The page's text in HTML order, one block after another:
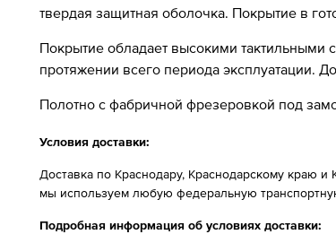
твердая защитная оболочка. Покрытие в
Покрытие обладает высокими тактильными
протяжении всего периода эксплуатации.
Полотно с фабричной фрезеровкой под
Условия доставки:
Доставка по Краснодару, Краснодарскому краю
мы используем любую федеральную
Подробная информация об условиях доставки: